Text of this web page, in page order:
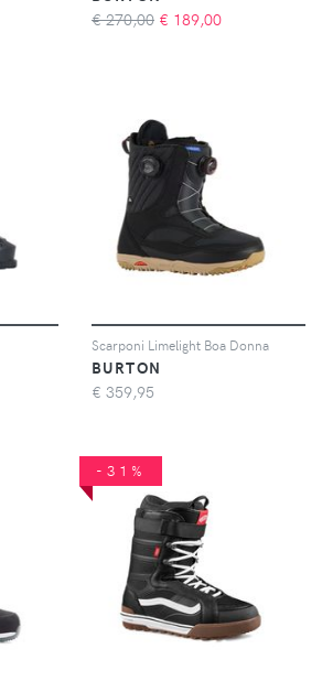
€ 270,00 € 189,00
Scarponi Limelight Boa Donna
BURTON
€ 359,95
-31%